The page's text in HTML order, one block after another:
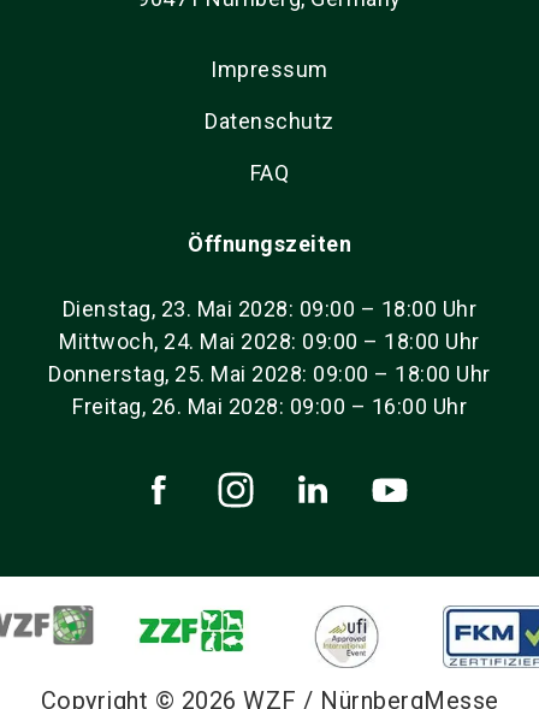
Impressum
Datenschutz
FAQ
Öffnungszeiten
Dienstag, 23. Mai 2028: 09:00 – 18:00 Uhr
Mittwoch, 24. Mai 2028: 09:00 – 18:00 Uhr
Donnerstag, 25. Mai 2028: 09:00 – 18:00 Uhr
Freitag, 26. Mai 2028: 09:00 – 16:00 Uhr
Copyright © 2026 WZF / NürnbergMesse